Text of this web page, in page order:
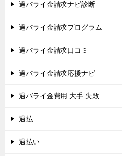
過バライ金請求ナビ診断
過バライ金請求プログラム
過バライ金請求口コミ
過バライ金請求応援ナビ
過バライ金費用 大手 失敗
過払
過払い